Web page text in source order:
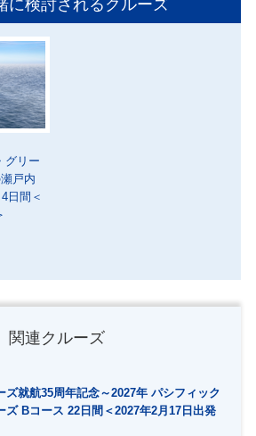
に検討されるクルーズ
グリー
戸内
日間＜
関連クルーズ
就航35周年記念～2027年 パシフィック
ズ Bコース 22日間＜2027年2月17日出発